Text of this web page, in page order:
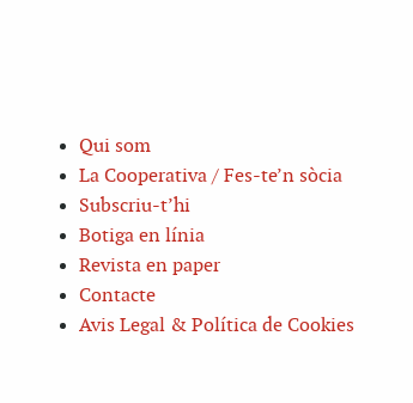
Qui som
La Cooperativa / Fes-te’n sòcia
Subscriu-t’hi
Botiga en línia
Revista en paper
Contacte
Avis Legal & Política de Cookies